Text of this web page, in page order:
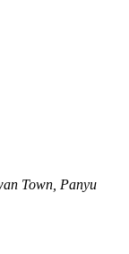
Town, Panyu